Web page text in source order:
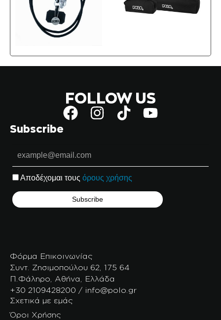
FOLLOW US
Subscribe
Αποδέχομαι τους όρους χρήσης
Φόρμα Επικοινωνίας
Συντ. Ζησιμοπούλου 62, 175 64
Π.Φάληρο, Αθήνα, Ελλάδα
+30 2109428200 / info@polo.gr
Σχετικά με εμάς
Όροι Χρήσης